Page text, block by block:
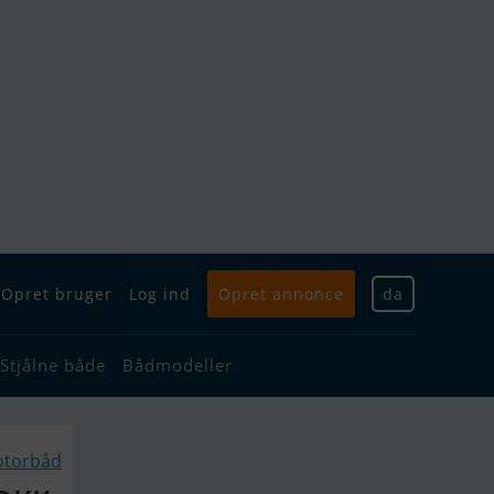
Opret bruger Log ind Opret annonce da
Stjålne både Bådmodeller